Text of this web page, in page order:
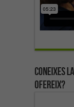
Coneixes
ofereix?